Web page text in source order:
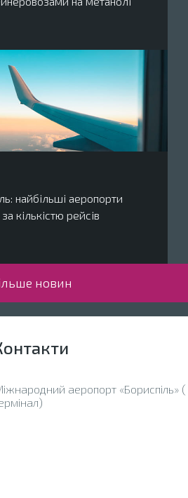
найбільші аеропорти
кількістю рейсів
новин
аеропорт «Бориспіль» (